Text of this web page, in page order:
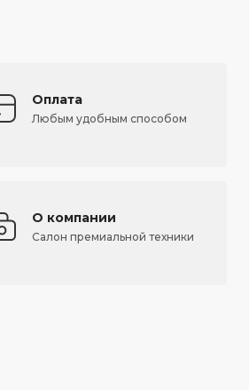
Оплата
Любым удобным способом
О компании
Салон премиальной техники